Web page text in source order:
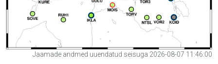
Jaamade andmed uuendatud seisuga 2026-08-07 11:46:00